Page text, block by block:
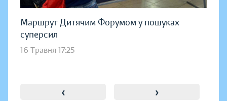
Маршрут Дитячим Форумом у пошуках
суперсил
16 Травня 17:25
‹ ›